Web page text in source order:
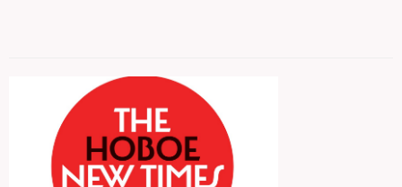
Болгария высылает 70 сотрудников российского посольства